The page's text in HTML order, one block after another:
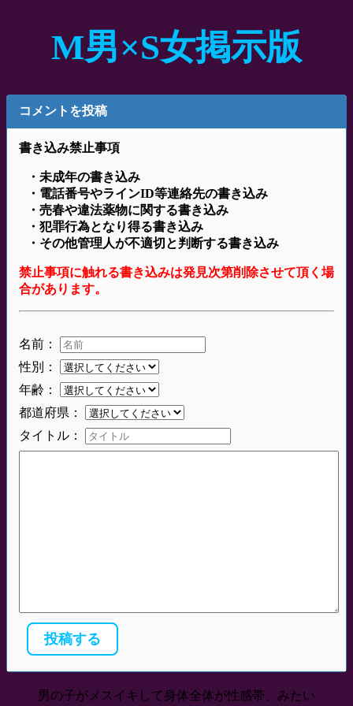
M男×S女掲示版
コメントを投稿
書き込み禁止事項
・未成年の書き込み
・電話番号やラインID等連絡先の書き込み
・売春や違法薬物に関する書き込み
・犯罪行為となり得る書き込み
・その他管理人が不適切と判断する書き込み
禁止事項に触れる書き込みは発見次第削除させて頂く場
合があります。
名前：
性別：
年齢：
都道府県：
タイトル：
男の子がメスイキして身体全体が性感帯、みたい